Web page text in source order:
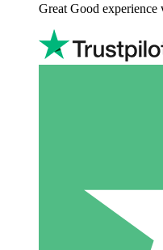
Great Good experience